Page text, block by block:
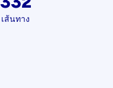
เส้นทาง